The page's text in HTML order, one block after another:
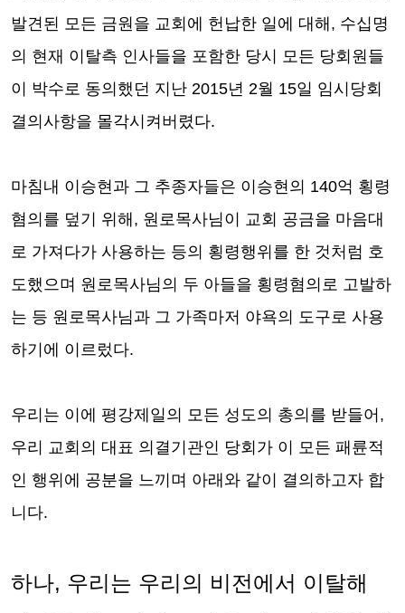
발견된 모든 금원을 교회에 헌납한 일에 대해 , 수십명
의 현재 이탈측 인사들을 포함한 당시 모든 당회원들
이 박수로 동의했던 지난 2015년 2월 15일 임시당회
결의사항을 몰각시켜버렸다.
마침내 이승현과 그 추종자들은 이승현의 140억 횡령
혐의를 덮기 위해 , 원로목사님이 교회 공금을 마음대
로 가져다가 사용하는 등의 횡령행위를 한 것처럼 호
도했으며 원로목사님의 두 아들을 횡령혐의로 고발하
는 등 원로목사님과 그 가족마저 야욕의 도구로 사용
하기에 이르렀다.
우리는 이에 평강제일의 모든 성도의 총의를 받들어 ,
우리 교회의 대표 의결기관인 당회가 이 모든 패륜적
인 행위에 공분을 느끼며 아래와 같이 결의하고자 합
니다.
하나, 우리는 우리의 비전에서 이탈해